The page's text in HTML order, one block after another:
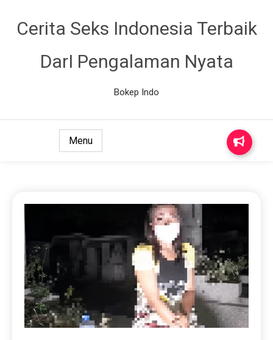
Cerita Seks Indonesia Terbaik
DarI Pengalaman Nyata
Bokep Indo
Menu